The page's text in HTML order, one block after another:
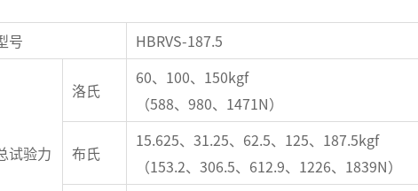
号 HBRVS-187.5
试验力
洛氏
60、100、150kgf
（588、980、1471N）
布氏
15.625、31.25、62.5、125、187.5kgf
（153.2、306.5、612.9、1226、1839N）